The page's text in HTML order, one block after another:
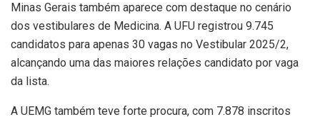
Minas Gerais também aparece com destaque no cenário
dos vestibulares de Medicina. A UFU registrou 9.745
candidatos para apenas 30 vagas no Vestibular 2025/2,
alcançando uma das maiores relações candidato por vaga
da lista.
A UEMG também teve forte procura, com 7.878 inscritos